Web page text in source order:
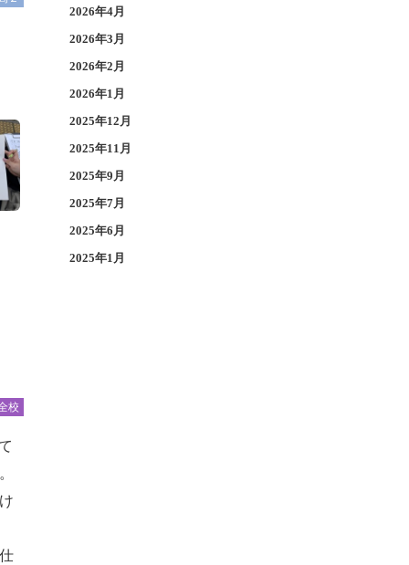
校
2026年4月
2026年3月
2026年2月
2026年1月
2025年12月
2025年11月
2025年9月
2025年7月
2025年6月
2025年1月